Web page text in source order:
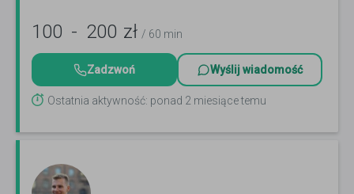
100 - 200 zł / 60 min
Zadzwoń Wyślij wiadomość
Ostatnia aktywność: ponad 2 miesiące temu